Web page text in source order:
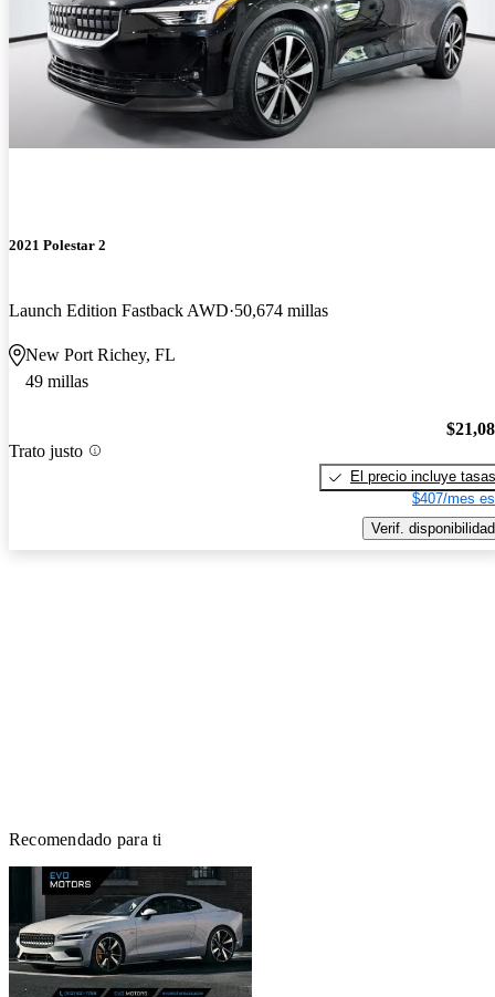
2021 Polestar 2
Launch Edition Fastback AWD 50,674 millas
New Port Richey, FL
49 millas
Trato justo
El precio incluye tasas
$407/mes
Verif. disponibilidad
Recomendado para ti